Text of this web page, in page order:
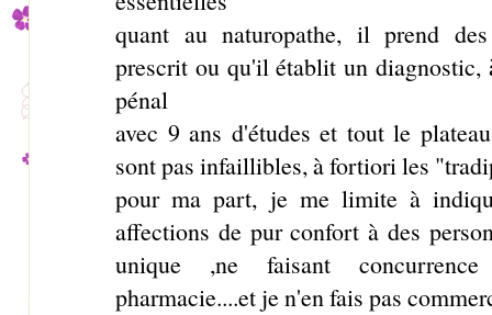
quant au naturopathe, il prend
prescrit ou qu'il établit un diagnostic,
pénal
avec 9 ans d'études et tout le
sont pas infaillibles, à fortiori les
pour ma part, je me limite à
affections de pur confort à des
unique ,ne faisant
pharmacie....et je n'en fais pas